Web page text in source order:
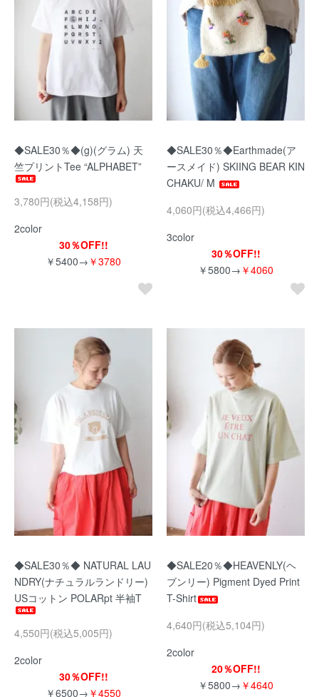
◆SALE30％◆(g)(グラム) 天
竺プリントTee “ALPHABET”
3,780円(税込4,158円)
2color
30％OFF!!
￥5400→ ￥3780
◆SALE30％◆Earthmade(ア
ースメイド) SKIING BEAR KIN
CHAKU/ M
4,060円(税込4,466円)
3color
30％OFF!!
￥5800→ ￥4060
◆SALE30％◆ NATURAL LAU
NDRY(ナチュラルランドリー)
USコットン POLARpt 半袖T
4,550円(税込5,005円)
2color
30％OFF!!
￥6500→ ￥4550
◆SALE20％◆HEAVENLY(ヘ
ブンリー) Pigment Dyed Print
T-Shirt
4,640円(税込5,104円)
2color
20％OFF!!
￥5800→ ￥4640